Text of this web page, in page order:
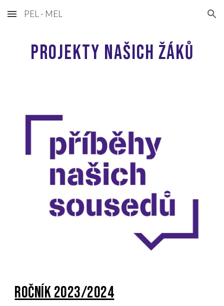
Skip to main content Skip to navigation
PEL - MEL
Projekty našich žáků
ročník 2023/2024